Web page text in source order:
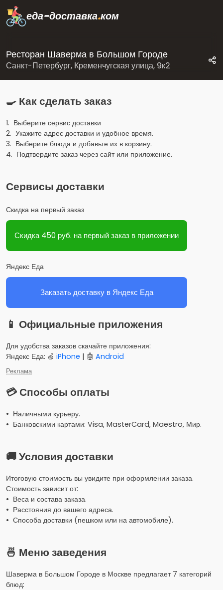
еда-доставка.ком
Ресторан Шаверма в Большом Городе
Санкт-Петербург, Кременчугская улица, 9к2
🍳 Как сделать заказ
1. Выберите сервис доставки
2. Укажите адрес доставки и удобное время.
3. Выберите блюда и добавьте их в корзину.
4. Подтвердите заказ через сайт или приложение.
Сервисы доставки
Скидка на первый заказ
Скидка 450 руб. на первый заказ в приложении
Яндекс Еда
Заказать доставку в Яндекс Еда
📱 Официальные приложения
Для удобства заказов скачайте приложения:
Яндекс Еда: 🍏 iPhone | 🤖 Android
Реклама
💳 Способы оплаты
• Наличными курьеру.
• Банковскими картами: Visa, MasterCard, Maestro, Мир.
🚚 Условия доставки
Итоговую стоимость вы увидите при оформлении заказа.
Стоимость зависит от:
• Веса и состава заказа.
• Расстояния до вашего адреса.
• Способа доставки (пешком или на автомобиле).
🍜 Меню заведения
Шаверма в Большом Городе в Москве предлагает 7 категорий
блюд: